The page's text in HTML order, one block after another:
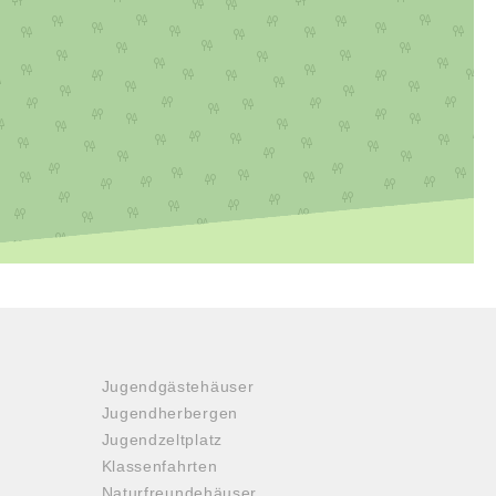
Jugendgästehäuser
Jugendherbergen
Jugendzeltplatz
Klassenfahrten